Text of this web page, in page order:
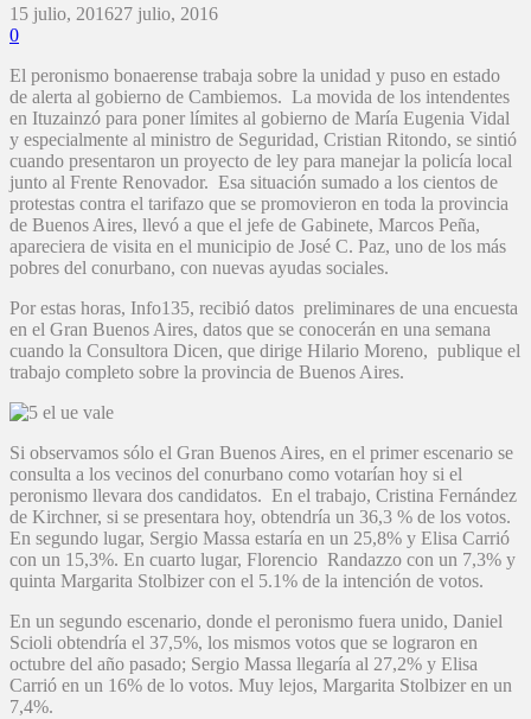
15 julio, 201627 julio, 2016
0
El peronismo bonaerense trabaja sobre la unidad y puso en estado
de alerta al gobierno de Cambiemos. La movida de los intendentes
en Ituzainzó para poner límites al gobierno de María Eugenia Vidal
y especialmente al ministro de Seguridad, Cristian Ritondo, se sintió
cuando presentaron un proyecto de ley para manejar la policía local
junto al Frente Renovador. Esa situación sumado a los cientos de
protestas contra el tarifazo que se promovieron en toda la provincia
de Buenos Aires, llevó a que el jefe de Gabinete, Marcos Peña,
apareciera de visita en el municipio de José C. Paz, uno de los más
pobres del conurbano, con nuevas ayudas sociales.
Por estas horas, Info135, recibió datos preliminares de una encuesta
en el Gran Buenos Aires, datos que se conocerán en una semana
cuando la Consultora Dicen, que dirige Hilario Moreno, publique el
trabajo completo sobre la provincia de Buenos Aires.
Si observamos sólo el Gran Buenos Aires, en el primer escenario se
consulta a los vecinos del conurbano como votarían hoy si el
peronismo llevara dos candidatos. En el trabajo, Cristina Fernández
de Kirchner, si se presentara hoy, obtendría un 36,3 % de los votos.
En segundo lugar, Sergio Massa estaría en un 25,8% y Elisa Carrió
con un 15,3%. En cuarto lugar, Florencio Randazzo con un 7,3% y
quinta Margarita Stolbizer con el 5.1% de la intención de votos.
En un segundo escenario, donde el peronismo fuera unido, Daniel
Scioli obtendría el 37,5%, los mismos votos que se lograron en
octubre del año pasado; Sergio Massa llegaría al 27,2% y Elisa
Carrió en un 16% de lo votos. Muy lejos, Margarita Stolbizer en un
7,4%.